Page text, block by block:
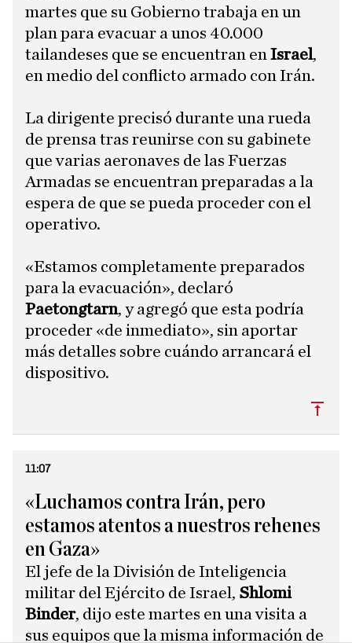
martes que su Gobierno trabaja en un
plan para evacuar a unos 40.000
tailandeses que se encuentran en Israel,
en medio del conflicto armado con Irán.
La dirigente precisó durante una rueda
de prensa tras reunirse con su gabinete
que varias aeronaves de las Fuerzas
Armadas se encuentran preparadas a la
espera de que se pueda proceder con el
operativo.
«Estamos completamente preparados
para la evacuación», declaró
Paetongtarn, y agregó que esta podría
proceder «de inmediato», sin aportar
más detalles sobre cuándo arrancará el
dispositivo.
11:07
«Luchamos contra Irán, pero
estamos atentos a nuestros rehenes
en Gaza»
El jefe de la División de Inteligencia
militar del Ejército de Israel, Shlomi
Binder, dijo este martes en una visita a
sus equipos que la misma información de